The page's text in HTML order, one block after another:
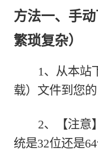
方法一、手
繁琐复杂）
1、从本站
载） 文件到您的
2、【注意
统是32位还是64